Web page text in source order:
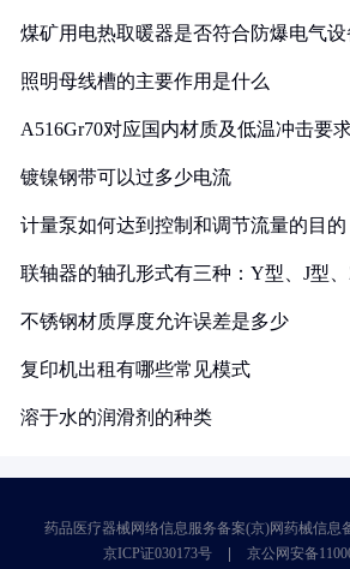
煤矿用电热取暖器是否符合防爆电气
照明母线槽的主要作用是什么
A516Gr70对应国内材质及低温冲击要
镀镍钢带可以过多少电流
计量泵如何达到控制和调节流量的目的
联轴器的轴孔形式有三种：Y型、J型
不锈钢材质厚度允许误差是多少
复印机出租有哪些常见模式
溶于水的润滑剂的种类
药品医疗器械网络信息服务备案(京)网药械信息
京ICP证030173号
京公网安备